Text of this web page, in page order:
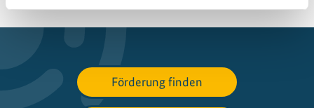
Förderung finden